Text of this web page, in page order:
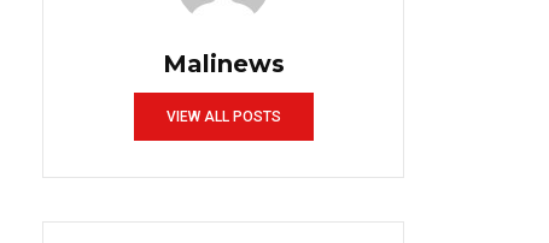
Malinews
VIEW ALL POSTS